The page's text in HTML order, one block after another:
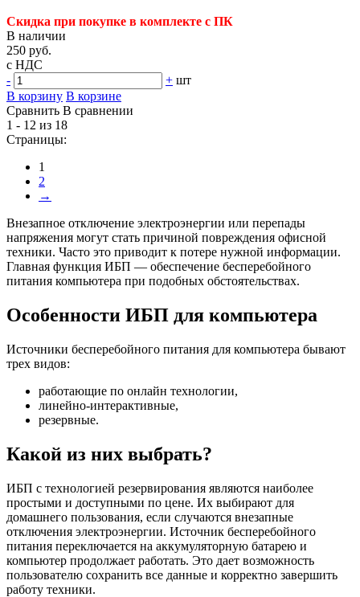
Скидка при покупке в комплекте с ПК
В наличии
250 руб.
с НДС
-
+ шт
В корзину В корзине
Сравнить В сравнении
1 - 12 из 18
Страницы:
1
2
→
Внезапное отключение электроэнергии или перепады
напряжения могут стать причиной повреждения офисной
техники. Часто это приводит к потере нужной информации.
Главная функция ИБП — обеспечение бесперебойного
питания компьютера при подобных обстоятельствах.
Особенности ИБП для компьютера
Источники бесперебойного питания для компьютера бывают
трех видов:
работающие по онлайн технологии,
линейно-интерактивные,
резервные.
Какой из них выбрать?
ИБП с технологией резервирования являются наиболее
простыми и доступными по цене. Их выбирают для
домашнего пользования, если случаются внезапные
отключения электроэнергии. Источник бесперебойного
питания переключается на аккумуляторную батарею и
компьютер продолжает работать. Это дает возможность
пользователю сохранить все данные и корректно завершить
работу техники.